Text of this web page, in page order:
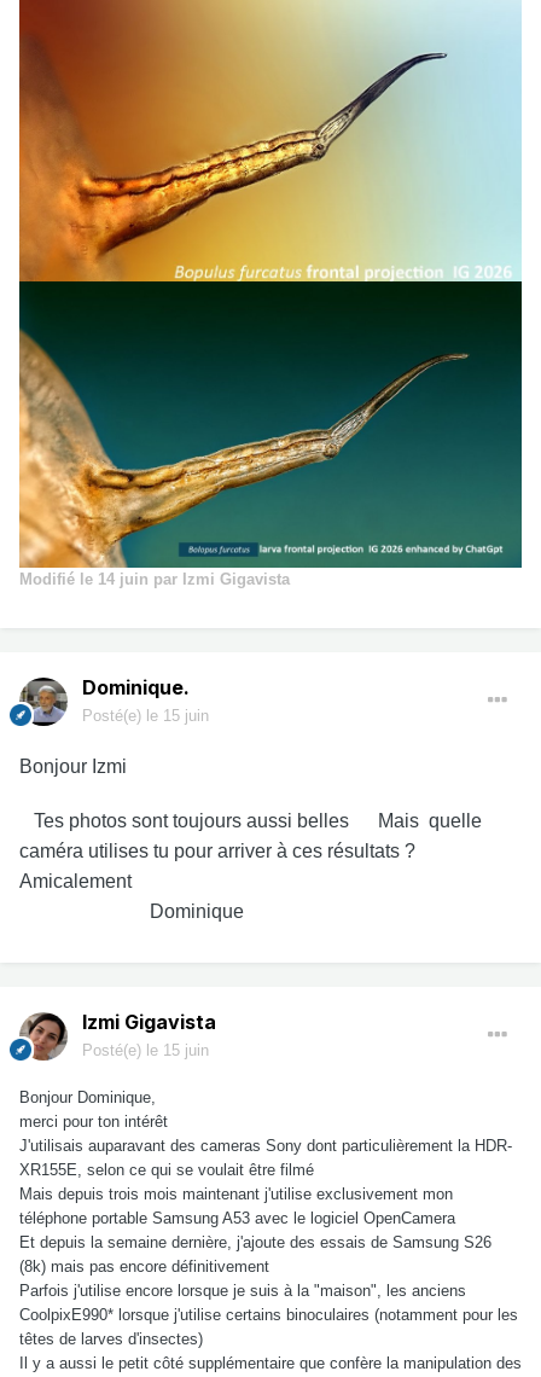
Modifié le 14 juin par Izmi Gigavista
Dominique.
Posté(e) le 15 juin
Bonjour Izmi
Tes photos sont toujours aussi belles Mais quelle
caméra utilises tu pour arriver à ces résultats ?
Amicalement
Dominique
Izmi Gigavista
Posté(e) le 15 juin
Bonjour Dominique,
merci pour ton intérêt
J'utilisais auparavant des cameras Sony dont particulièrement la HDR-
XR155E, selon ce qui se voulait être filmé
Mais depuis trois mois maintenant j'utilise exclusivement mon
téléphone portable Samsung A53 avec le logiciel OpenCamera
Et depuis la semaine dernière, j'ajoute des essais de Samsung S26
(8k) mais pas encore définitivement
Parfois j'utilise encore lorsque je suis à la "maison", les anciens
CoolpixE990* lorsque j'utilise certains binoculaires (notamment pour les
têtes de larves d'insectes)
Il y a aussi le petit côté supplémentaire que confère la manipulation des